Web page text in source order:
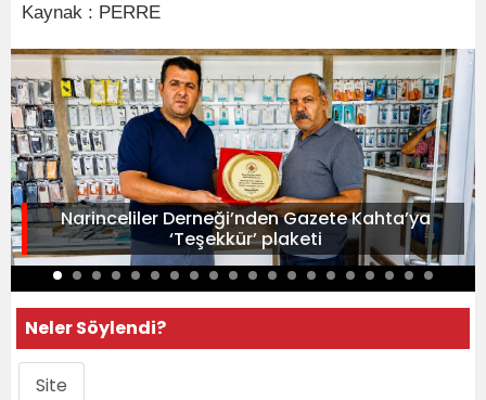
Kaynak : PERRE
Narinceliler Derneği’nden Gazete Kahta’ya
‘Teşekkür’ plaketi
Neler Söylendi?
Site